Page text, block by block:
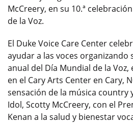
McCreery, en su 10.ª
de la Voz.
El Duke Voice Care Center
ayudar a las voces organizando
anual del Día Mundial de la Voz,
en el Cary Arts Center en Cary,
sensación de la música country
Idol, Scotty McCreery, con el
Kenan a la salud y bienestar